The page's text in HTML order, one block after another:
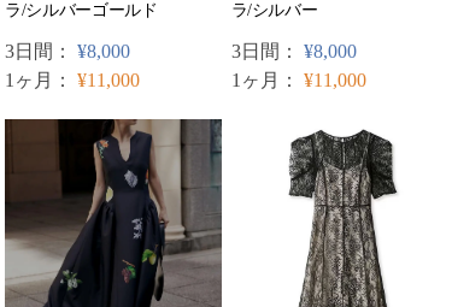
ラ/シルバーゴールド
3日間： ¥8,000
1ヶ月： ¥11,000
ラ/シルバー
3日間： ¥8,000
1ヶ月： ¥11,000